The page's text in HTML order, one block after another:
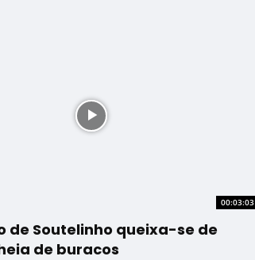
00:03:03
de Soutelinho queixa-se de
de buracos